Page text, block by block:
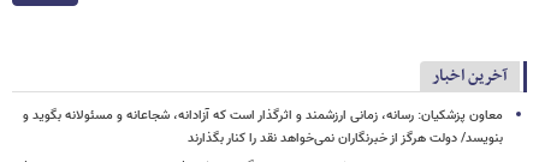
آخرین اخبار
معاون پزشکیان: رسانه، زمانی ارزشمند و اثرگذار است که آزادانه، شجاعانه و مسئولانه بگوید و
بنویسد/ دولت هرگز از خبرنگاران نمی‌خواهد نقد را کنار بگذارند